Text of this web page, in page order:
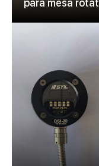
para mesa